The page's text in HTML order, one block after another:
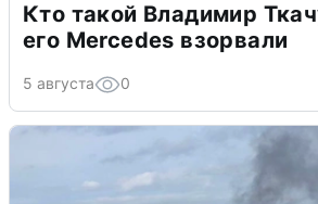
Кто такой Владимир
его Mercedes взорвали
5 августа 0